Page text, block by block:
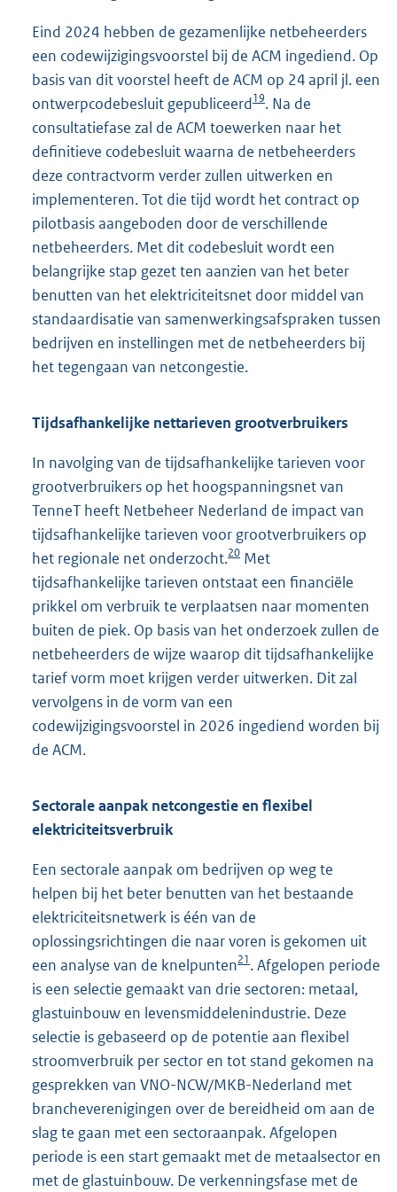
Eind 2024 hebben de gezamenlijke netbeheerders
een codewijzigingsvoorstel bij de ACM ingediend. Op
basis van dit voorstel heeft de ACM op 24 april jl. een
ontwerpcodebesluit gepubliceerd19. Na de
consultatiefase zal de ACM toewerken naar het
definitieve codebesluit waarna de netbeheerders
deze contractvorm verder zullen uitwerken en
implementeren. Tot die tijd wordt het contract op
pilotbasis aangeboden door de verschillende
netbeheerders. Met dit codebesluit wordt een
belangrijke stap gezet ten aanzien van het beter
benutten van het elektriciteitsnet door middel van
standaardisatie van samenwerkingsafspraken tussen
bedrijven en instellingen met de netbeheerders bij
het tegengaan van netcongestie.
Tijdsafhankelijke nettarieven grootverbruikers
In navolging van de tijdsafhankelijke tarieven voor
grootverbruikers op het hoogspanningsnet van
TenneT heeft Netbeheer Nederland de impact van
tijdsafhankelijke tarieven voor grootverbruikers op
het regionale net onderzocht.20 Met
tijdsafhankelijke tarieven ontstaat een financiële
prikkel om verbruik te verplaatsen naar momenten
buiten de piek. Op basis van het onderzoek zullen de
netbeheerders de wijze waarop dit tijdsafhankelijke
tarief vorm moet krijgen verder uitwerken. Dit zal
vervolgens in de vorm van een
codewijzigingsvoorstel in 2026 ingediend worden bij
de ACM.
Sectorale aanpak netcongestie en flexibel
elektriciteitsverbruik
Een sectorale aanpak om bedrijven op weg te
helpen bij het beter benutten van het bestaande
elektriciteitsnetwerk is één van de
oplossingsrichtingen die naar voren is gekomen uit
een analyse van de knelpunten21. Afgelopen periode
is een selectie gemaakt van drie sectoren: metaal,
glastuinbouw en levensmiddelenindustrie. Deze
selectie is gebaseerd op de potentie aan flexibel
stroomverbruik per sector en tot stand gekomen na
gesprekken van VNO-NCW/MKB-Nederland met
brancheverenigingen over de bereidheid om aan de
slag te gaan met een sectoraanpak. Afgelopen
periode is een start gemaakt met de metaalsector en
met de glastuinbouw. De verkenningsfase met de